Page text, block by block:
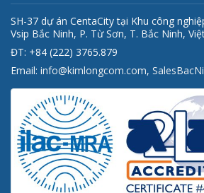
SH-37 dự án CentaCity tại Khu công
Vsip Bắc Ninh, P. Từ Sơn, T. Bắc Ninh,
ĐT: +84 (222) 3765.879
Email: info@kimlongcom.com,